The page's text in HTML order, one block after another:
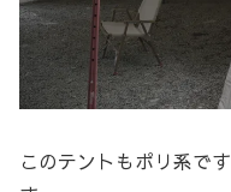
このテントもポリ系で